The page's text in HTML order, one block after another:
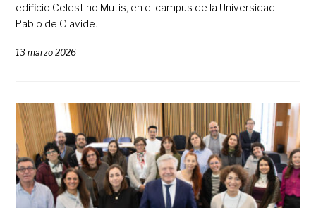
edificio Celestino Mutis, en el campus de la Universidad
Pablo de Olavide.
13 marzo 2026